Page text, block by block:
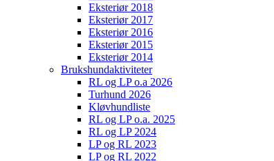
Eksteriør 2018
Eksteriør 2017
Eksteriør 2016
Eksteriør 2015
Eksteriør 2014
Brukshundaktiviteter
RL og LP o.a 2026
Turhund 2026
Kløvhundliste
RL og LP o.a. 2025
RL og LP 2024
LP og RL 2023
LP og RL 2022